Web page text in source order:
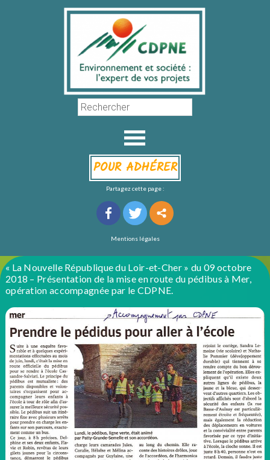
POUR ADHÉRER
Partagez cette page :
Mentions légales
« La Nouvelle République du Loir-et-Cher » du 09 octobre
2018 – Présentation de la mise en route du pédibus à Mer,
opération accompagnée par le CDPNE.